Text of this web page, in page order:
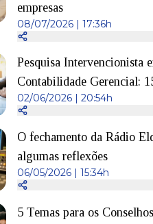
empresas
08/07/2026 | 17:36h
Pesquisa Intervencionista
Contabilidade Gerencial:
02/06/2026 | 20:54h
O fechamento da Rádio
algumas reflexões
06/05/2026 | 15:34h
5 Temas para os